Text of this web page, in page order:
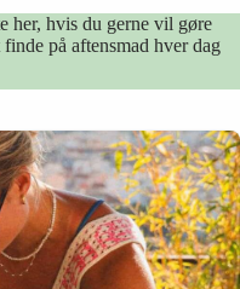
her, hvis du gerne vil gøre
på aftensmad hver dag